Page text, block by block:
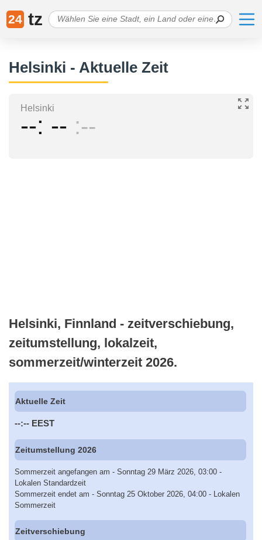
24 tz
Helsinki - Aktuelle Zeit
Helsinki
-- -- --
Helsinki, Finnland - zeitverschiebung,
zeitumstellung, lokalzeit,
sommerzeit/winterzeit 2026.
Aktuelle Zeit
--:-- EEST
Zeitumstellung 2026
Sommerzeit angefangen am - Sonntag 29 März 2026, 03:00 -
Lokalen Standardzeit
Sommerzeit endet am - Sonntag 25 Oktober 2026, 04:00 - Lokalen
Sommerzeit
Zeitverschiebung